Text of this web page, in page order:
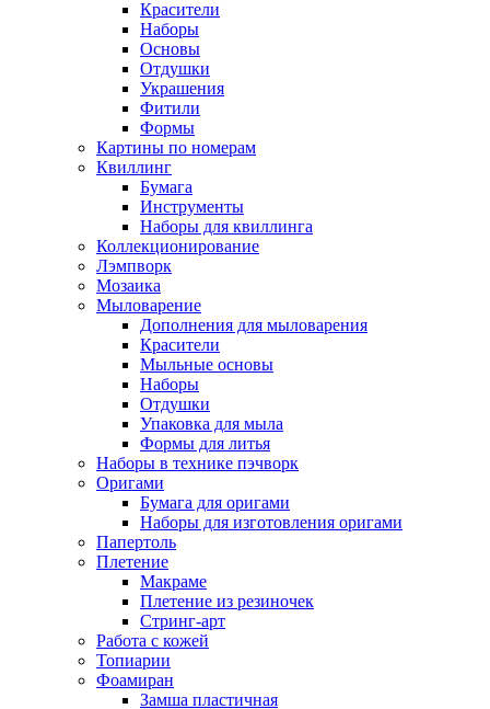
Красители
Наборы
Основы
Отдушки
Украшения
Фитили
Формы
Картины по номерам
Квиллинг
Бумага
Инструменты
Наборы для квиллинга
Коллекционирование
Лэмпворк
Мозаика
Мыловарение
Дополнения для мыловарения
Красители
Мыльные основы
Наборы
Отдушки
Упаковка для мыла
Формы для литья
Наборы в технике пэчворк
Оригами
Бумага для оригами
Наборы для изготовления оригами
Папертоль
Плетение
Макраме
Плетение из резиночек
Стринг-арт
Работа с кожей
Топиарии
Фоамиран
Замша пластичная